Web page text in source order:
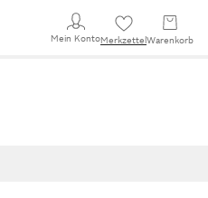
Mein KontoMerkzettel Warenkorb